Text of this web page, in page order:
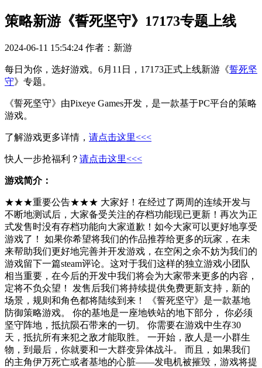
策略新游《誓死坚守》17173专题上线
2024-06-11 15:54:24 作者：新游
每日为你，选好游戏。6月11日，17173正式上线新游《誓死坚
守》专题。
《誓死坚守》由Pixeye Games开发，是一款基于PC平台的策略
游戏。
了解游戏更多详情， 请点击这里<<<
快人一步抢福利？ 请点击这里<<<
游戏简介：
★★★重要公告★★★ 大家好！在经过了两周的连续开发与
不断地测试后，大家备受关注的存档功能现已更新！再次为正
式发售时没有存档功能向大家道歉！如今大家可以更好地享受
游戏了！ 如果你希望将我们的作品推荐给更多的玩家，在未
来帮助我们更好地完善并开发游戏，在空闲之余不妨为我们的
游戏留下一篇steam评论。这对于我们这样的独立游戏小团队
相当重要，在今后的开发中我们将会为大家带来更多的内容，
定将不负众望！ 发售后我们将持续提供免费更新支持，新的
场景，规则和角色都将陆续到来！ 《誓死坚守》是一款基地
防御策略游戏。 你的基地是一座地铁站的地下部分， 你必须
坚守阵地，抵抗陨石带来的一切。 你需要在游戏中生存30
天，抵抗所有来犯之敌才能取胜。 一开始，敌人是一小群生
物，到最后，你就要和一大群变异体战斗。 而且，如果我们
的主角伊万死亡或者基地的心脏——发电机被摧毁，游戏将提